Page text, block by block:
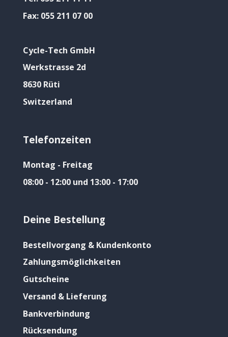
Fax: 055 211 07 00
Cycle-Tech GmbH
Werkstrasse 2d
8630 Rüti
Switzerland
Telefonzeiten
Montag - Freitag
08:00 - 12:00 und 13:00 - 17:00
Deine Bestellung
Bestellvorgang & Kundenkonto
Zahlungsmöglichkeiten
Gutscheine
Versand & Lieferung
Bankverbindung
Rücksendung